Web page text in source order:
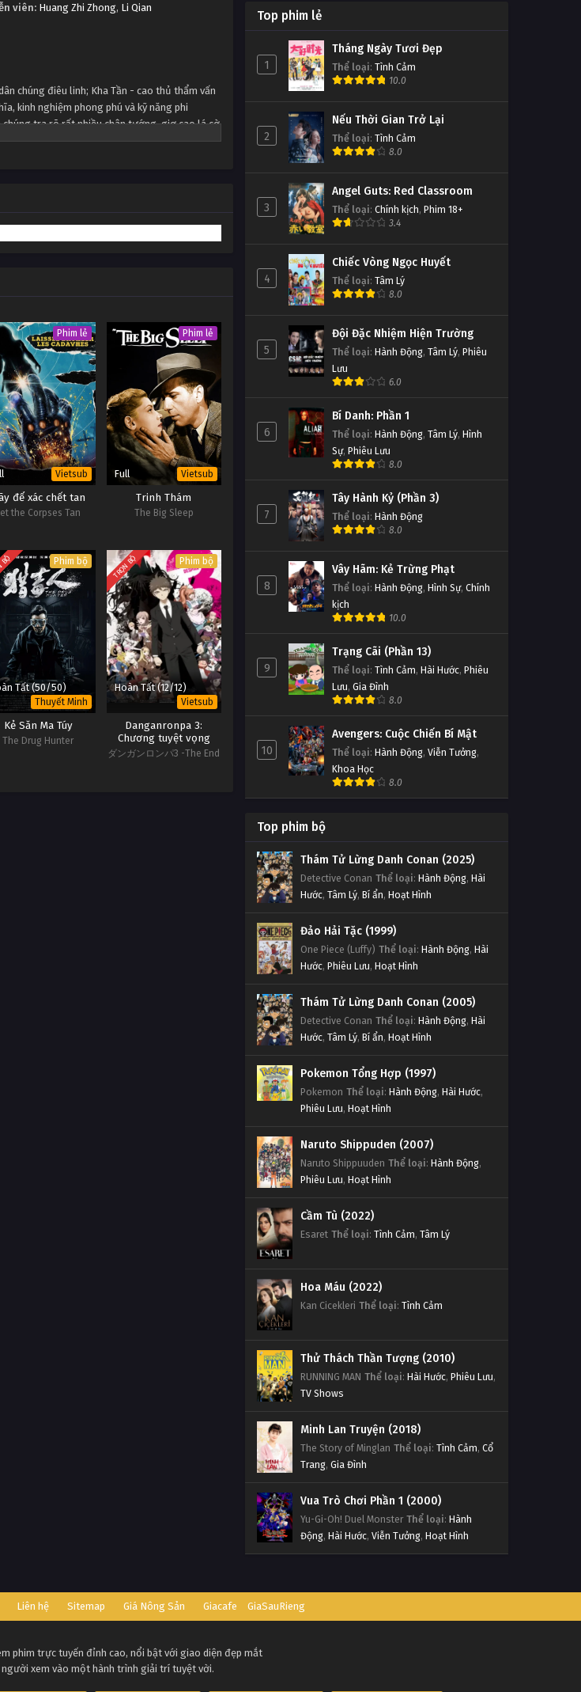
viên: Huang Zhi Zhong, Li Qian
chúng điêu linh; Kha Tần - cao thủ thẩm vấn
kinh nghiệm phong phú và kỹ năng phi
tra rõ rất nhiều chân tướng, giơ cao lá cờ
gian trong sạch, đảm bảo sự an toàn
Phim lẻ
Vietsub
để xác chết tan
the Corpses Tan
Phim lẻ
Full Vietsub
Trinh Thám
The Big Sleep
Phim bộ
Tất (50/50)
Thuyết Minh
Kẻ Săn Ma Túy
The Drug Hunter
TRỌN BỘ Phim bộ
Hoàn Tất (12/12)
Vietsub
Danganronpa 3:
Chương tuyệt vọng
ダンガンロンパ3 -The End
Thần Thám Kha Thần Tập 22
Tập 22
Thần Thám Kha Thần Tập 21
Tập 21
Thần Thám Kha Thần Tập 20
Tập 20
Tập 18
Thần Thám Kha Thần Tập 17
Thần Thám Kha Thần Tập 16
Tập 16
Thần Thám Kha Thần Tập 15
Tập 15
Thần Thám Kha Thần Tập 14
Tập 14
Tập 13
Thần Thám Kha Thần Tập 12
Thần Thám Kha Thần Tập 11
Tập 11
Tập 10
Thần Thám Kha Thần Tập 9
Thần Thám Kha Thần Tập 8
Tập 8
Thần Thám Kha Thần Tập 7
Tập 7
Thần Thám Kha Thần Tập 6
Tập 6
Thần Thám Kha Thần Tập 5
Tập 5
Tập 4
Tập 3
Thần Thám Kha Thần Tập 1
Top phim lẻ
1
Tháng Ngày Tươi Đẹp
Thể loại: Tình Cảm
10.0
2
Nếu Thời Gian Trở Lại
Thể loại: Tình Cảm
8.0
3
Angel Guts: Red Classroom
Thể loại: Chính kịch, Phim 18+
3.4
4
Chiếc Vòng Ngọc Huyết
Thể loại: Tâm Lý
8.0
5
Đội Đặc Nhiệm Hiện Trường
Thể loại: Hành Động, Tâm Lý, Phiêu
Lưu
6.0
6
Bí Danh: Phần 1
Thể loại: Hành Động, Tâm Lý, Hình
Sự, Phiêu Lưu
8.0
7
Tây Hành Kỷ (Phần 3)
Thể loại: Hành Động
8.0
8
Vây Hãm: Kẻ Trừng Phạt
Thể loại: Hành Động, Hình Sự, Chính
kịch
10.0
9
Trạng Cãi (Phần 13)
Thể loại: Tình Cảm, Hài Hước, Phiêu
Lưu, Gia Đình
8.0
10
Avengers: Cuộc Chiến Bí Mật
Thể loại: Hành Động, Viễn Tưởng,
Khoa Học
8.0
Top phim bộ
Thám Tử Lừng Danh Conan (2025)
Detective Conan Thể loại: Hành Động, Hài
Hước, Tâm Lý, Bí ẩn, Hoạt Hình
Đảo Hải Tặc (1999)
One Piece (Luffy) Thể loại: Hành Động, Hài
Hước, Phiêu Lưu, Hoạt Hình
Thám Tử Lừng Danh Conan (2005)
Detective Conan Thể loại: Hành Động, Hài
Hước, Tâm Lý, Bí ẩn, Hoạt Hình
Pokemon Tổng Hợp (1997)
Pokemon Thể loại: Hành Động, Hài Hước,
Phiêu Lưu, Hoạt Hình
Naruto Shippuden (2007)
Naruto Shippuuden Thể loại: Hành Động,
Phiêu Lưu, Hoạt Hình
Cầm Tù (2022)
Esaret Thể loại: Tình Cảm, Tâm Lý
Hoa Máu (2022)
Kan Cicekleri Thể loại: Tình Cảm
Thử Thách Thần Tượng (2010)
RUNNING MAN Thể loại: Hài Hước, Phiêu Lưu,
TV Shows
Minh Lan Truyện (2018)
The Story of Minglan Thể loại: Tình Cảm, Cổ
Trang, Gia Đình
Vua Trò Chơi Phần 1 (2000)
Yu-Gi-Oh! Duel Monster Thể loại: Hành
Động, Hài Hước, Viễn Tưởng, Hoạt Hình
Liên hệ Sitemap Giá Nông Sản Giacafe GiaSauRieng
phim trực tuyến đỉnh cao, nổi bật với giao diện đẹp mắt
xem vào một hành trình giải trí tuyệt vời.